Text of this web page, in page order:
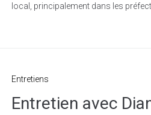
local, principalement dans les
Entretiens
Entretien avec